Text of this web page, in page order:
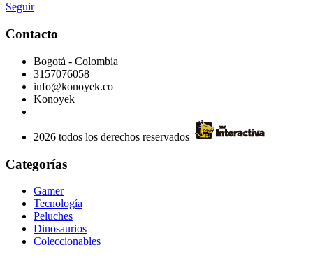
Seguir
Contacto
Bogotá - Colombia
3157076058
info@konoyek.co
Konoyek
2026 todos los derechos reservados
Categorías
Gamer
Tecnología
Peluches
Dinosaurios
Coleccionables